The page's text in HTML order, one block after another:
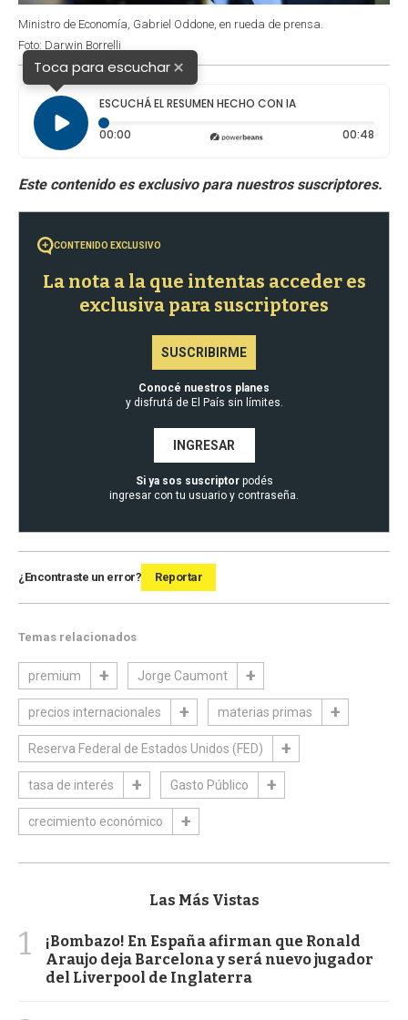
Ministro de Economía, Gabriel Oddone, en rueda de prensa.
Foto: Darwin Borrelli
Toca para escuchar×
ESCUCHÁ EL RESUMEN HECHO CON IA
00:00 Tiempo transcurrido: 0 segundos 00:48
CONTENIDO EXCLUSIVO
La nota a la que intentas acceder es
exclusiva para suscriptores
SUSCRIBIRME
Conocé nuestros planes
y disfrutá de El País sin límites.
INGRESAR
Si ya sos suscriptorpodés
ingresar con tu usuario y contraseña.
¿Encontraste un error? Reportar
Temas relacionados
premium Jorge Caumont
precios internacionales materias primas
Reserva Federal de Estados Unidos (FED)
tasa de interés Gasto Público
crecimiento económico
Las Más Vistas
1
¡Bombazo! En España afirman que Ronald
Araujo deja Barcelona y será nuevo jugador
del Liverpool de Inglaterra